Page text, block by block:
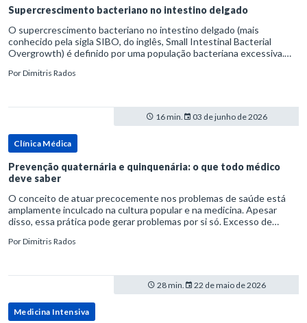
Supercrescimento bacteriano no intestino delgado
O supercrescimento bacteriano no intestino delgado (mais
conhecido pela sigla SIBO, do inglês, Small Intestinal Bacterial
Overgrowth) é definido por uma população bacteriana excessiva.
PorDimitris Rados
16 min. 03 de junho de 2026
Clínica Médica
Prevenção quaternária e quinquenária: o que todo médico
deve saber
O conceito de atuar precocemente nos problemas de saúde está
amplamente inculcado na cultura popular e na medicina. Apesar
disso, essa prática pode gerar problemas por si só. Excesso de
PorDimitris Rados
28 min. 22 de maio de 2026
Medicina Intensiva